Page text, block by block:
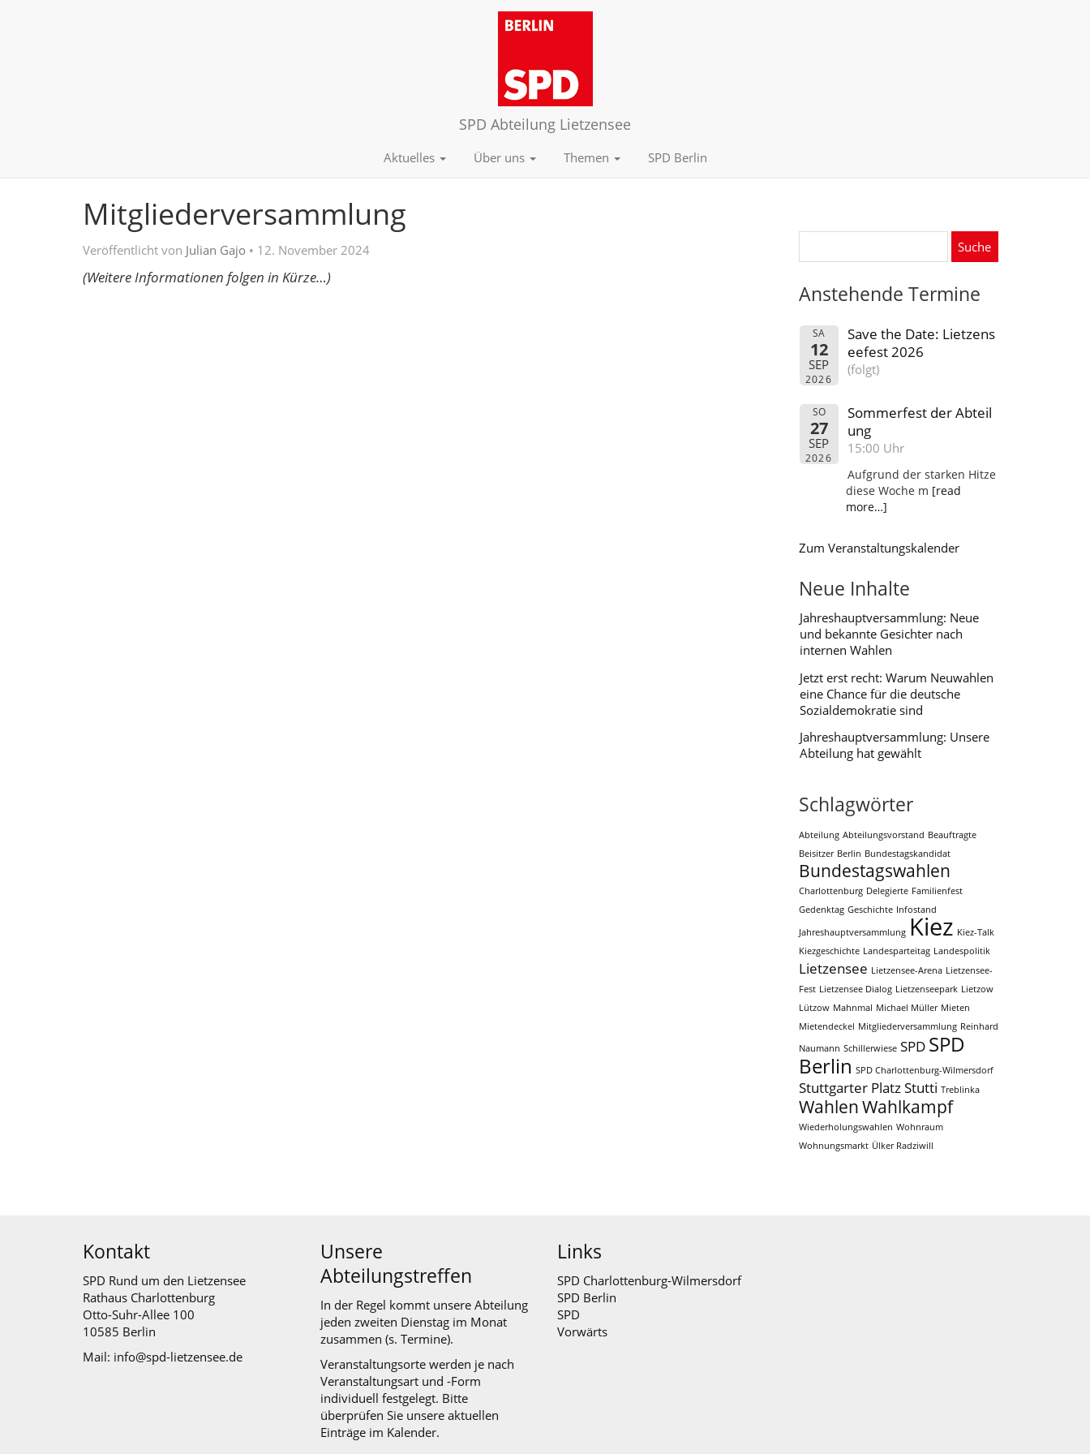
SPD Abteilung Lietzensee
Aktuelles Über uns Themen SPD Berlin
Mitgliederversammlung
Veröffentlicht von Julian Gajo • 12. November 2024
(Weitere Informationen folgen in Kürze…)
Anstehende Termine
SA
12
SEP
2026
Save the Date: Lietzens
eefest 2026
(folgt)
SO
27
SEP
2026
Sommerfest der Abteil
ung
15:00 Uhr
Aufgrund der starken Hitze
diese Woche m [read
more…]
Zum Veranstaltungskalender
Neue Inhalte
Jahreshauptversammlung: Neue
und bekannte Gesichter nach
internen Wahlen
Jetzt erst recht: Warum Neuwahlen
eine Chance für die deutsche
Sozialdemokratie sind
Jahreshauptversammlung: Unsere
Abteilung hat gewählt
Schlagwörter
Abteilung Abteilungsvorstand Beauftragte
Beisitzer Berlin Bundestagskandidat
Bundestagswahlen
Charlottenburg Delegierte Familienfest
Gedenktag Geschichte Infostand
Jahreshauptversammlung Kiez Kiez-Talk
Kiezgeschichte Landesparteitag Landespolitik
Lietzensee Lietzensee-Arena Lietzensee-
Fest Lietzensee Dialog Lietzenseepark Lietzow
Lützow Mahnmal Michael Müller Mieten
Mietendeckel Mitgliederversammlung Reinhard
Naumann Schillerwiese SPD SPD
Berlin SPD Charlottenburg-Wilmersdorf
Stuttgarter PlatzStutti Treblinka
WahlenWahlkampf
Wiederholungswahlen Wohnraum
Wohnungsmarkt Ülker Radziwill
Kontakt
SPD Rund um den Lietzensee
Rathaus Charlottenburg
Otto-Suhr-Allee 100
10585 Berlin
Mail: info@spd-lietzensee.de
Unsere
Abteilungstreffen
In der Regel kommt unsere Abteilung
jeden zweiten Dienstag im Monat
zusammen (s. Termine).
Veranstaltungsorte werden je nach
Veranstaltungsart und -Form
individuell festgelegt. Bitte
überprüfen Sie unsere aktuellen
Einträge im Kalender.
Links
SPD Charlottenburg-Wilmersdorf
SPD Berlin
SPD
Vorwärts